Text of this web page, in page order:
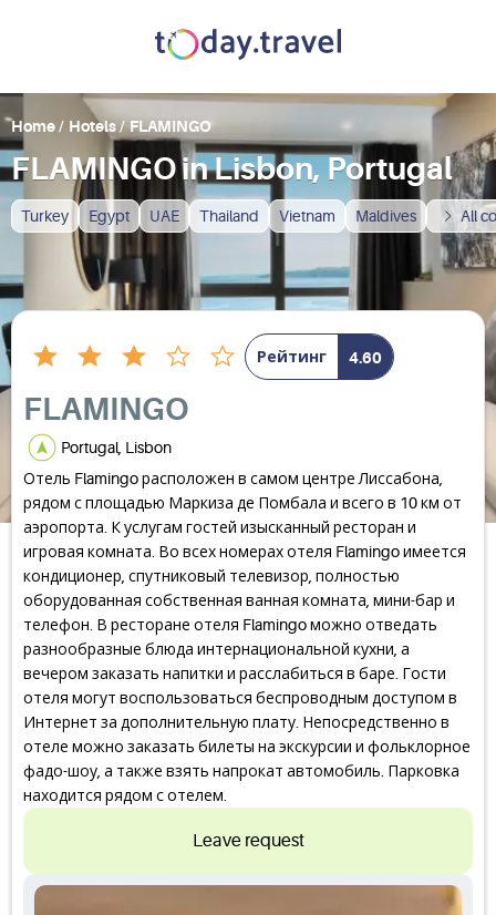
Turkey Egypt UAE Thailand Vietnam Maldives All
Home/ Hotels/ FLAMINGO
FLAMINGO in Lisbon, Portugal
Рейтинг 4.60
FLAMINGO
Portugal, Lisbon
Отель Flamingo расположен в самом центре Лиссабона,
рядом с площадью Маркиза де Помбала и всего в 10 км от
аэропорта. К услугам гостей изысканный ресторан и
игровая комната. Во всех номерах отеля Flamingo имеется
кондиционер, спутниковый телевизор, полностью
оборудованная собственная ванная комната, мини-бар и
телефон. В ресторане отеля Flamingo можно отведать
разнообразные блюда интернациональной кухни, а
вечером заказать напитки и расслабиться в баре. Гости
отеля могут воспользоваться беспроводным доступом в
Интернет за дополнительную плату. Непосредственно в
отеле можно заказать билеты на экскурсии и фольклорное
фадо-шоу, а также взять напрокат автомобиль. Парковка
находится рядом с отелем.
Leave request